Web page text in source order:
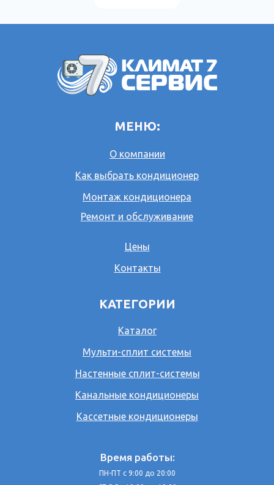
Время работы:
ПН-ПТ с 9:00 до 20:00
МЕНЮ:
О компании
Как выбрать кондиционер
Цены
Ремонт и обслуживание
Контакты
Кассетные кондиционеры
Канальные кондиционеры
Настенные сплит-системы
Мульти-сплит системы
Каталог
КАТЕГОРИИ
Монтаж кондиционера